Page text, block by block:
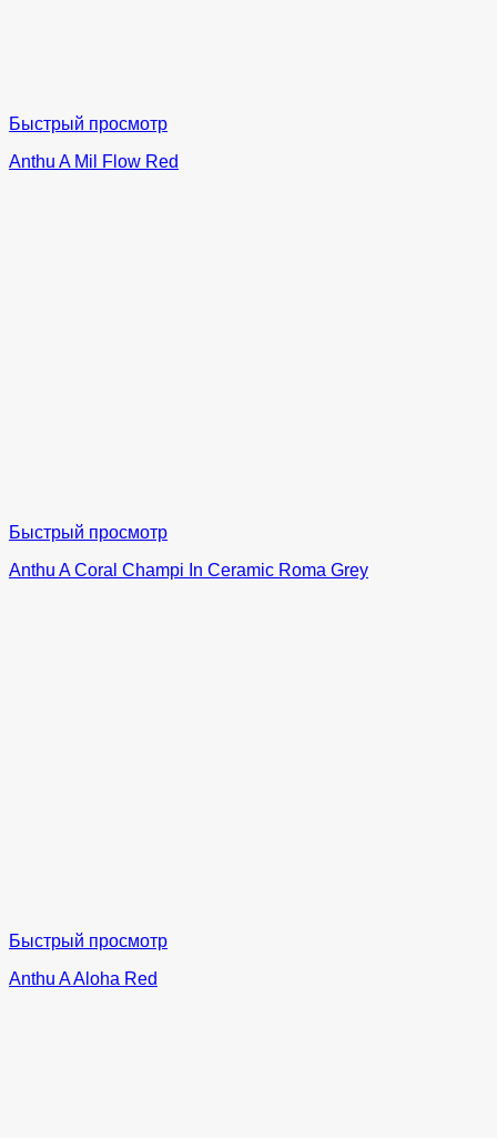
Быстрый просмотр
Anthu A Mil Flow Red
Быстрый просмотр
Anthu A Coral Champi In Ceramic Roma Grey
Быстрый просмотр
Anthu A Aloha Red